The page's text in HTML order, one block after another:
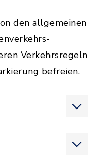
den allgemeinen
Verkehrsregeln
befreien.